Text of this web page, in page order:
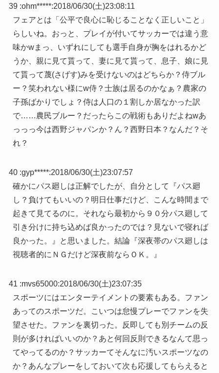
39 :ohm*****:2018/06/30(土)23:08:11
フェアとは「公平で良心に恥じることなく正しいこと」
らしいね。おっと、プレイが付いてサッカーでは違う意
味かwまっ、いずれにしても選手自身が胸をはれるかど
うか、親に見て貰って、妻に見て貰って、息子、娘に見
て貰って蔑(さげす)みを受けないのはどちらか？侍ブル
ー？笑われない様にw侍？士族は居るのかなぁ？農家の
子孫ばかりでしょ？侍は人口の１割しか居なかった訳
で……農民ブルー？だったらこの戦術もありだよねwあ
っっっ今は西野ジャパンか？ん？西野日本？なんだ？そ
れ？
40 :gyp*****:2018/06/30(土)23:07:57
確かにパス廻しは正解でしたが、自分として『パス廻
し？負けてもいいの？明日仕事だけど、こんな時間まで
起きて見てるのに。それなら最初から９０分パス廻して
引き分けに持ち込めば良かったのでは？見ないで寝れば
良かった。』と思いました。結論『深夜帯のパス廻しは
視聴者的にＮＧだけど深夜前ならＯＫ。』
41 :mvs65000:2018/06/30(土)23:07:35
スポーツにはエンターテイメントの要素もある。ファン
あってのスポーツだ。こいつは怠慢プレーでファンを失
望させた。ファンを裏切った。反即しても別チームの反
則が多ければいいのか？あと何回反則できるなんて思っ
てやってるのか？サッカーてそんなに汚いスポーツなの
か？あんなプレーをしておいて次も応援してもらえると